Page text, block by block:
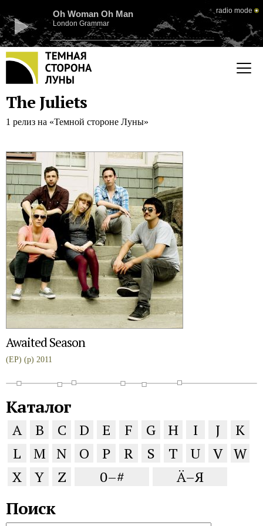
Oh Woman Oh Man
London Grammar
radio mode
The Juliets
1 релиз на «Темной стороне Луны»
Awaited Season
(EP) (p) 2011
Каталог
A B C D E F G H I J
K
L
M N O P R S T U V W
X
Y Z 0–# Ä–Я
Поиск